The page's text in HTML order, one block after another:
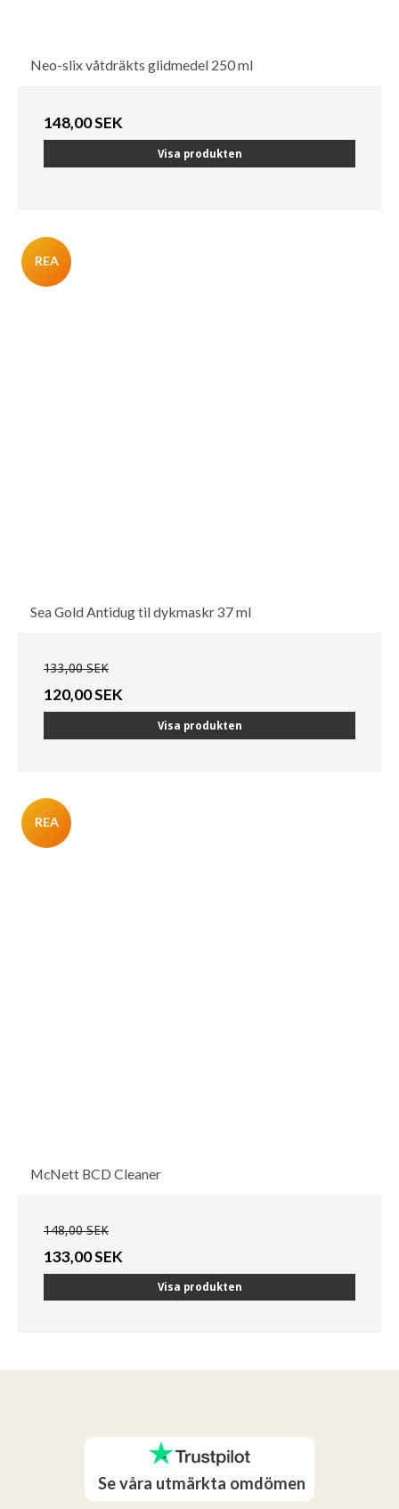
Neo-slix våtdräkts glidmedel 250 ml
148,00 SEK
Visa produkten
REA
Sea Gold Antidug til dykmaskr 37 ml
133,00 SEK
120,00 SEK
Visa produkten
REA
McNett BCD Cleaner
148,00 SEK
133,00 SEK
Visa produkten
Se våra utmärkta omdömen